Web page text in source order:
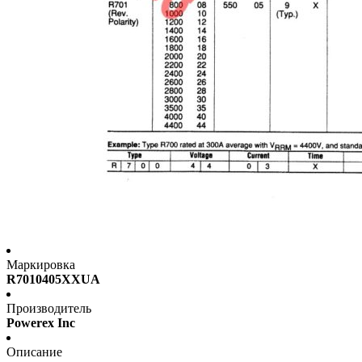
Маркировка
R7010405XXUA
Производитель
Powerex Inc
Описание